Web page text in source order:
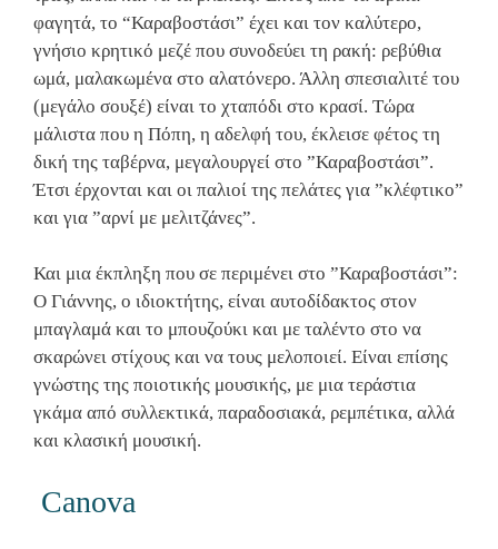
φαγητά, το “Καραβοστάσι” έχει και τον καλύτερο,
γνήσιο κρητικό μεζέ που συνοδεύει τη ρακή: ρεβύθια
ωμά, μαλακωμένα στο αλατόνερο. Άλλη σπεσιαλιτέ του
(μεγάλο σουξέ) είναι το χταπόδι στο κρασί. Τώρα
μάλιστα που η Πόπη, η αδελφή του, έκλεισε φέτος τη
δική της ταβέρνα, μεγαλουργεί στο ”Καραβοστάσι”.
Έτσι έρχονται και οι παλιοί της πελάτες για ”κλέφτικο”
και για ”αρνί με μελιτζάνες”.
Και μια έκπληξη που σε περιμένει στο ”Καραβοστάσι”:
Ο Γιάννης, ο ιδιοκτήτης, είναι αυτοδίδακτος στον
μπαγλαμά και το μπουζούκι και με ταλέντο στο να
σκαρώνει στίχους και να τους μελοποιεί. Είναι επίσης
γνώστης της ποιοτικής μουσικής, με μια τεράστια
γκάμα από συλλεκτικά, παραδοσιακά, ρεμπέτικα, αλλά
και κλασική μουσική.
Canova